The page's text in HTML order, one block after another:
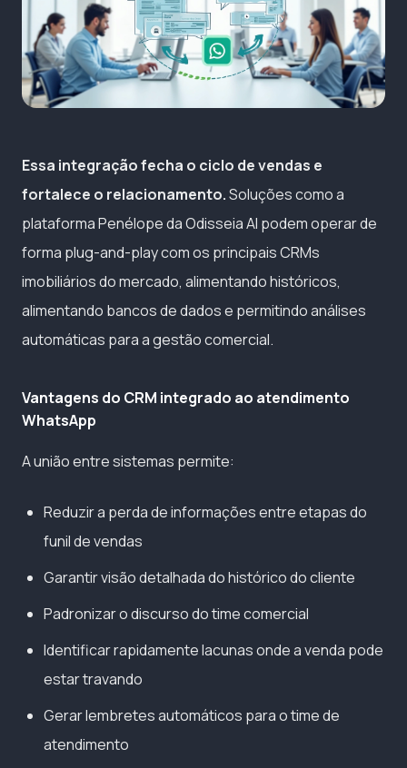
Essa integração fecha o ciclo de vendas e
fortalece o relacionamento.Soluções como a
plataforma Penélope da Odisseia AI podem operar de
forma plug-and-play com os principais CRMs
imobiliários do mercado, alimentando históricos,
alimentando bancos de dados e permitindo análises
automáticas para a gestão comercial.
Vantagens do CRM integrado ao atendimento
WhatsApp
A união entre sistemas permite:
Reduzir a perda de informações entre etapas do
funil de vendas
Garantir visão detalhada do histórico do cliente
Padronizar o discurso do time comercial
Identificar rapidamente lacunas onde a venda pode
estar travando
Gerar lembretes automáticos para o time de
atendimento